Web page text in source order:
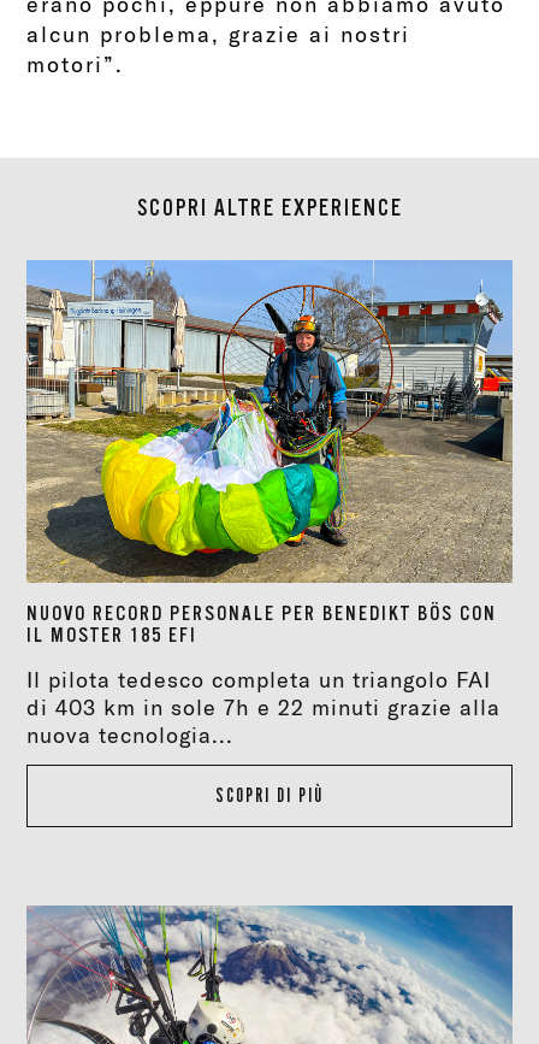
alcun problema, grazie ai nostri
motori”.
SCOPRI ALTRE EXPERIENCE
NUOVO RECORD PERSONALE PER BENEDIKT BÖS CON
IL MOSTER 185 EFI
Il pilota tedesco completa un triangolo FAI
di 403 km in sole 7h e 22 minuti grazie alla
nuova tecnologia...
SCOPRI DI PIÙ